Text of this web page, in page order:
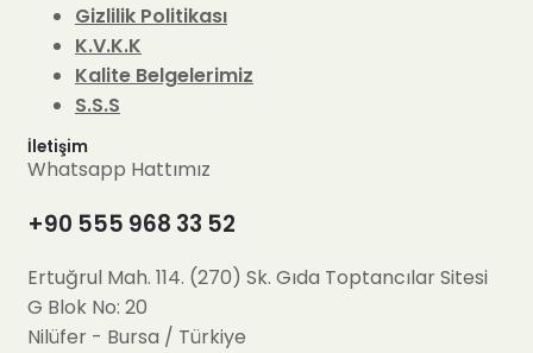
Gizlilik Politikası
K.V.K.K
Kalite Belgelerimiz
S.S.S
İletişim
Whatsapp Hattımız
+90 555 968 33 52
Ertuğrul Mah. 114. (270) Sk. Gıda Toptancılar Sitesi
G Blok No: 20
Nilüfer - Bursa / Türkiye